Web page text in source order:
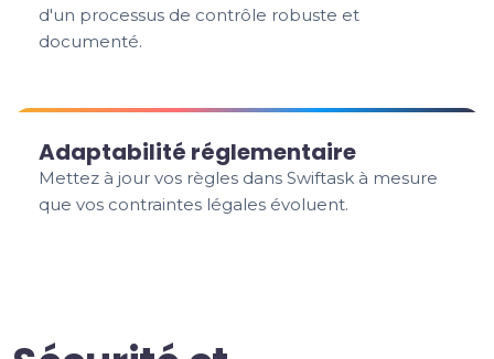
d'un processus de contrôle robuste et
documenté.
Adaptabilité réglementaire
Mettez à jour vos règles dans Swiftask à mesure
que vos contraintes légales évoluent.